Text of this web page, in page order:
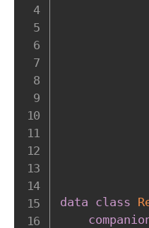
data class